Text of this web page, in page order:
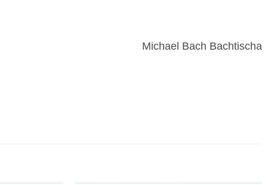
Michael Bach Bachtischa